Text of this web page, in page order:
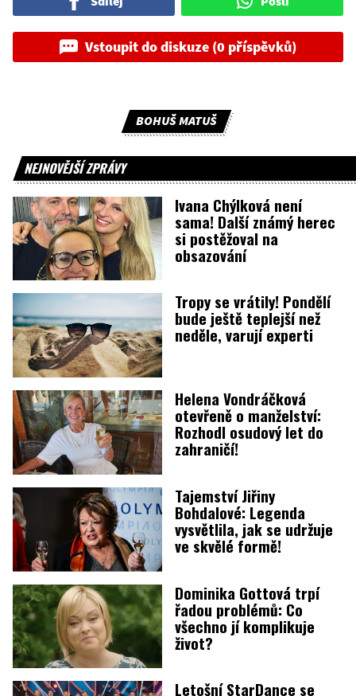
Vstoupit do diskuze (0 příspěvků)
BOHUŠ MATUŠ
NEJNOVĚJŠÍ ZPRÁVY
Ivana Chýlková není
sama! Další známý herec
si postěžoval na
obsazování
Tropy se vrátily! Pondělí
bude ještě teplejší než
neděle, varují experti
Helena Vondráčková
otevřeně o manželství:
Rozhodl osudový let do
zahraničí!
Tajemství Jiřiny
Bohdalové: Legenda
vysvětlila, jak se udržuje
ve skvělé formě!
Dominika Gottová trpí
řadou problémů: Co
všechno jí komplikuje
život?
Letošní StarDance se